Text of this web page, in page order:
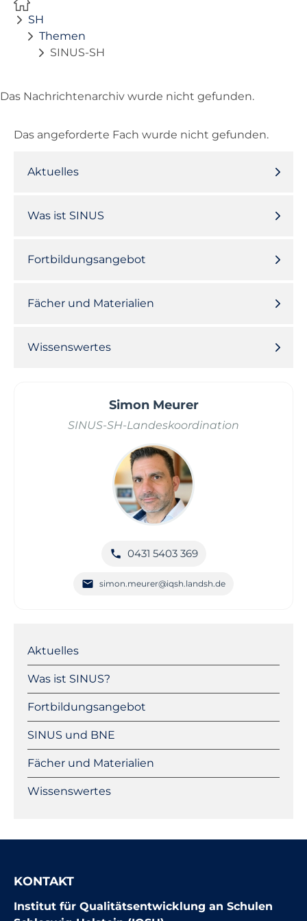
SH
Themen
SINUS-SH
Das Nachrichtenarchiv wurde nicht gefunden.
Das angeforderte Fach wurde nicht gefunden.
Aktuelles
Was ist SINUS
Fortbildungsangebot
Fächer und Materialien
Wissenswertes
Simon Meurer
SINUS-SH-Landeskoordination
0431 5403 369
simon.meurer@iqsh.landsh.de
überspringen
Aktuelles
Was ist SINUS?
Fortbildungsangebot
SINUS und BNE
Fächer und Materialien
Wissenswertes
KONTAKT
Institut für Qualitätsentwicklung an Schulen